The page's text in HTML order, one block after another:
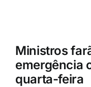
Ministros
emergência
quarta-feira